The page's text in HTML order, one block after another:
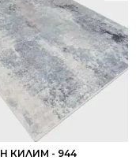
КИЛИМ - 944